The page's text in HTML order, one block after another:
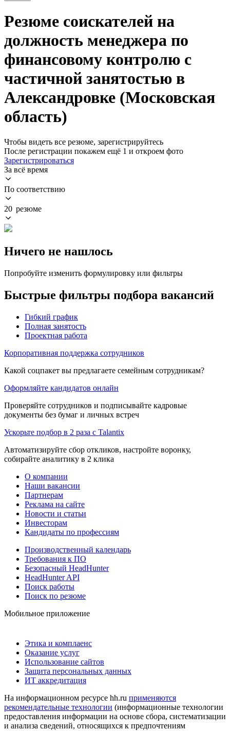
Резюме соискателей на
должность менеджера по
финансовому контролю с
частичной занятостью в
Александровке (Московская
область)
Чтобы видеть все резюме, зарегистрируйтесь
После регистрации покажем ещё 1 и откроем фото
Зарегистрироваться
За всё время
По соответствию
20 резюме
Ничего не нашлось
Попробуйте изменить формулировку или фильтры
Быстрые фильтры подбора вакансий
Гибкий график
Полная занятость
Проектная работа
Корпоративная поддержка сотрудников
Какой соцпакет вы предлагаете семейным сотрудникам?
Оформляйте кандидатов онлайн
Проверяйте сотрудников и подписывайте кадровые
документы без бумаг и личных встреч
Ускорьте подбор в 2 раза с Talantix
Автоматизируйте сбор откликов, настройте воронку,
собирайте аналитику в 2 клика
О компании
Наши вакансии
Партнерам
Реклама на сайте
Новости и статьи
Инвесторам
Кандидаты по профессиям
Производственный календарь
Требования к ПО
Безопасный HeadHunter
HeadHunter API
Поиск работы
Поиск по резюме
Мобильное приложение
Этика и комплаенс
Оказание услуг
Использование сайтов
Защита персональных данных
ИТ аккредитация
На информационном ресурсе hh.ru применяются
рекомендательные технологии (информационные технологии
предоставления информации на основе сбора, систематизации
и анализа сведений, относящихся к предпочтениям